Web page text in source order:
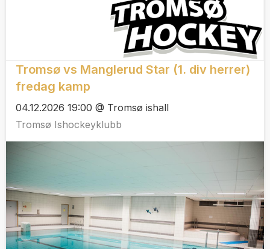
Tromsø vs Manglerud Star (1. div herrer)
fredag kamp
04.12.2026 19:00 @ Tromsø ishall
Tromsø Ishockeyklubb